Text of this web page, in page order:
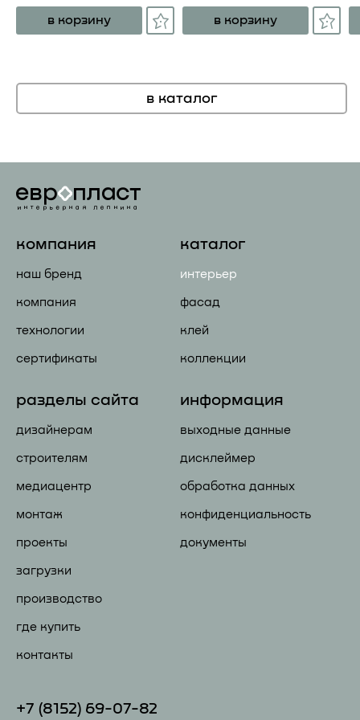
в корзину в корзину
в каталог
компания
наш бренд
компания
технологии
сертификаты
каталог
интерьер
фасад
клей
коллекции
разделы сайта
дизайнерам
строителям
медиацентр
монтаж
проекты
загрузки
производство
где купить
контакты
информация
выходные данные
дисклеймер
обработка данных
конфиденциальность
документы
+7 (81 52) 69-07-82